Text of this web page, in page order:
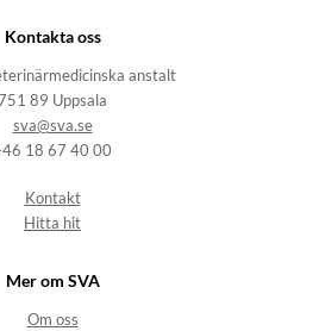
Kontakta oss
anstalt
89 Uppsala
sva@sva.se
18 67 40 00
Kontakt
Hitta hit
Mer om SVA
Om oss